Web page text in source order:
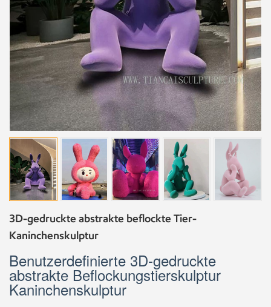
3D-gedruckte abstrakte beflockte Tier-
Kaninchenskulptur
Benutzerdefinierte 3D-gedruckte
abstrakte Beflockungstierskulptur
Kaninchenskulptur